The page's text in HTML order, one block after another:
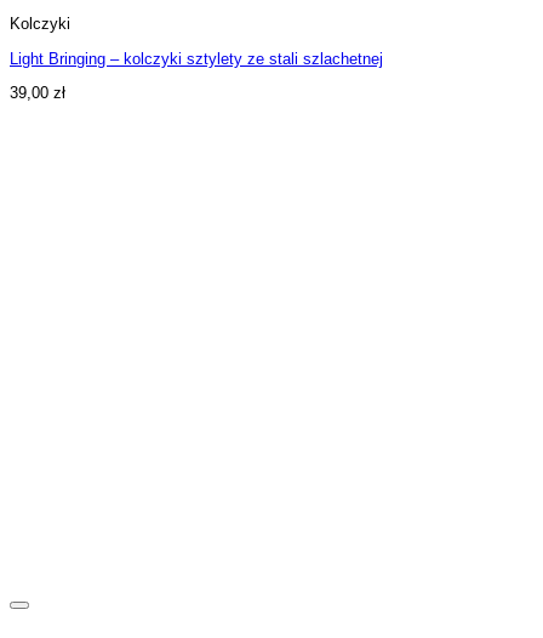
Kolczyki
Light Bringing – kolczyki sztylety ze stali szlachetnej
39,00 zł